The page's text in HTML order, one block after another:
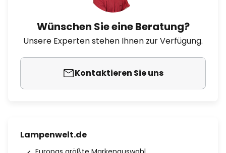
Wünschen Sie eine Beratung?
Unsere Experten stehen Ihnen zur Verfügung.
Kontaktieren Sie uns
Lampenwelt.de